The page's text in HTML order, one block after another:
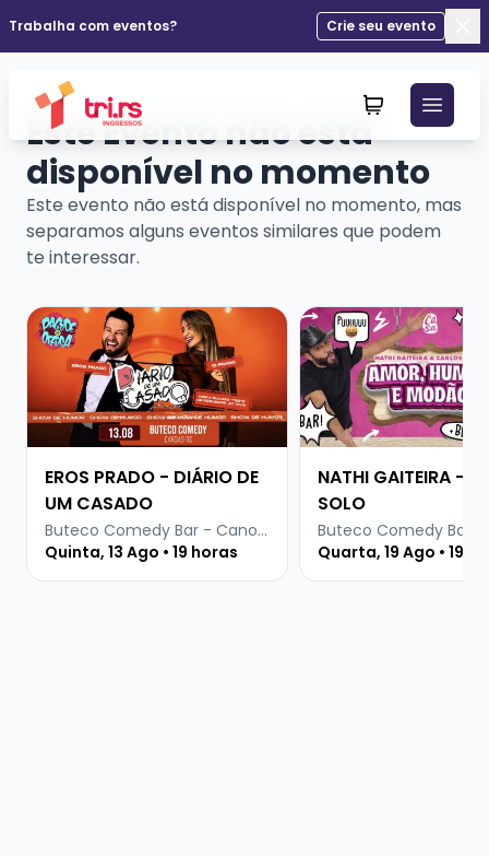
Trabalha com eventos?
Crie seu evento
Este Evento não está
disponível no momento
Este evento não está disponível no momento, mas
separamos alguns eventos similares que podem
te interessar.
Veja mais sobre EROS PRADO - DIÁRIO DE UM
EROS PRADO - DIÁRIO DE
UM CASADO
Buteco Comedy Bar - Canoas
Quinta, 13 Ago • 19 horas
Veja mais sobre
NATHI GAITEIRA -
SOLO
Quarta, 19 Ago • 19